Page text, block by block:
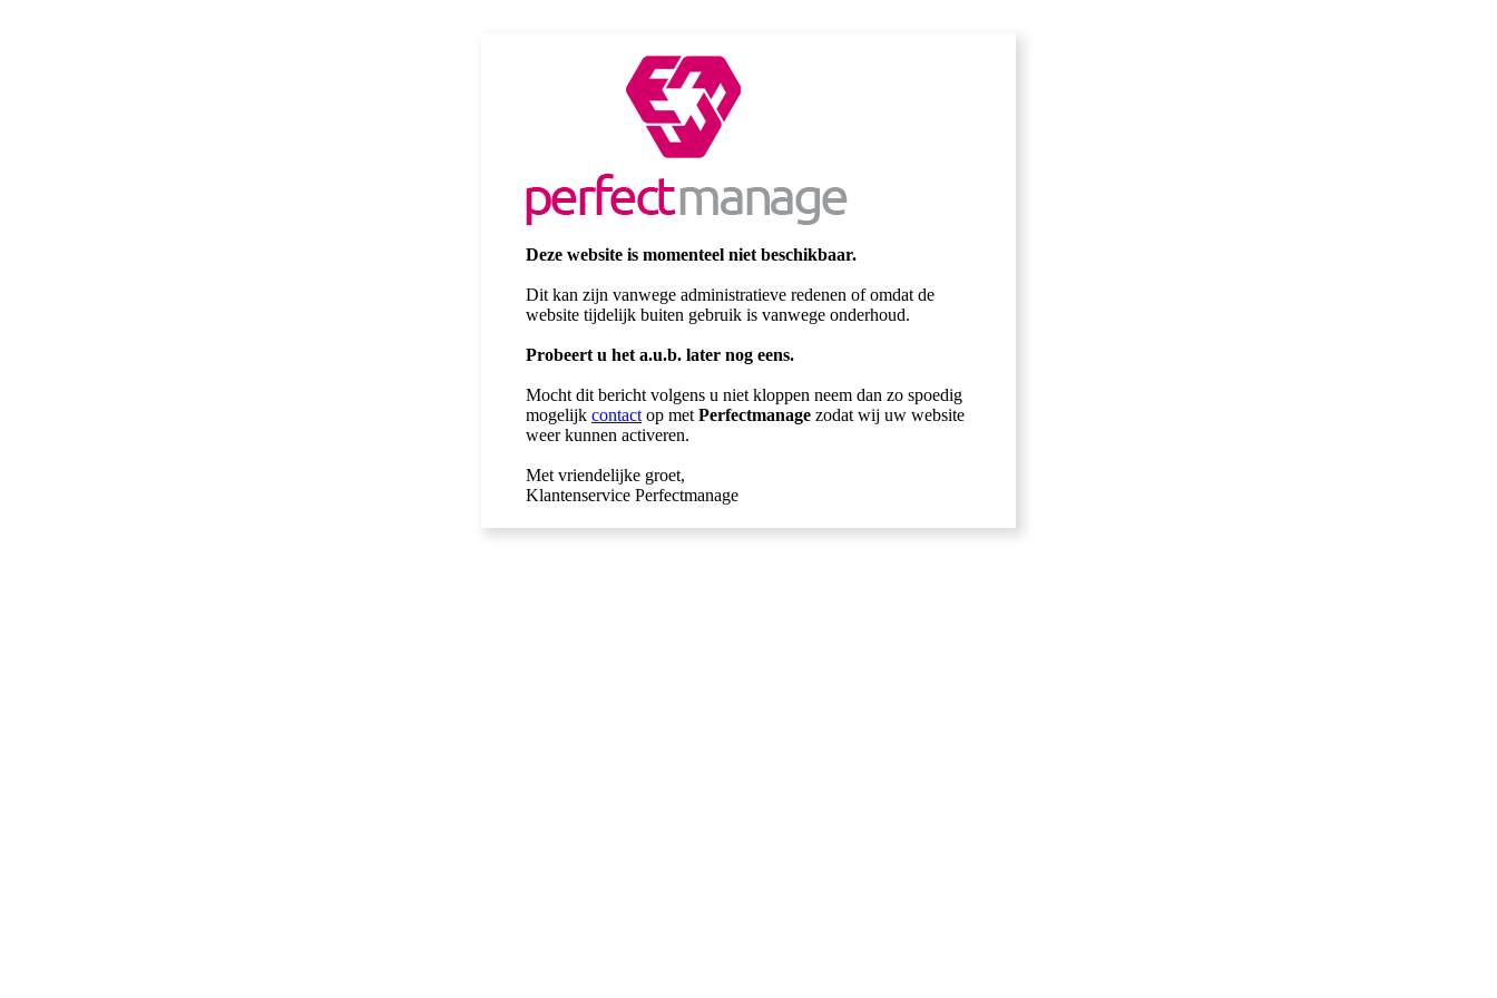
Deze website is momenteel niet beschikbaar.
Dit kan zijn vanwege administratieve redenen of omdat de
website tijdelijk buiten gebruik is vanwege onderhoud.
Probeert u het a.u.b. later nog eens.
Mocht dit bericht volgens u niet kloppen neem dan zo spoedig
mogelijk contact op met Perfectmanage zodat wij uw website
weer kunnen activeren.
Met vriendelijke groet,
Klantenservice Perfectmanage